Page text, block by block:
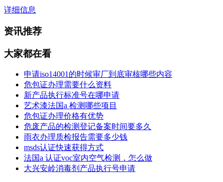
详细信息
资讯推荐
大家都在看
申请iso14001的时候审厂到底审核哪些内容
危包证办理需要什么资料
新产品执行标准号在哪申请
艺术漆法国a 检测哪些项目
危包证办理价格有优势
危废产品的检测登记备案时间要多久
雨衣办理质检报告需要多少钱
msds认证快速获得方式
法国a 认证voc室内空气检测，怎么做
大兴安岭消毒剂产品执行号申请